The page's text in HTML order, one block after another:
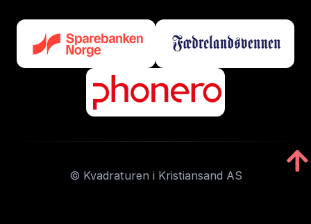
© Kvadraturen i Kristiansand AS